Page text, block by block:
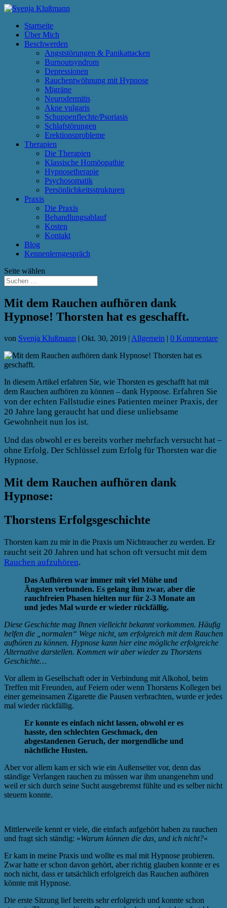
Startseite
Über Mich
Beschwerden
Angststörungen & Panikattacken
Burnoutsyndrom
Depressionen
Rauchentwöhnung mit Hypnose
Migräne
Neurodermitis
Akne vulgaris
Schuppenflechte/Psoriasis
Schlafstörungen
Erektionsprobleme
Therapien
Die Therapien
Klassische Homöopathie
Hypnosetherapie
Psychosomatik
Persönlichkeitsstrukturen
Praxis
Die Praxis
Behandlungsablauf
Kosten
Kontakt
Blog
Kennenlerngespräch
Seite wählen
Mit dem Rauchen aufhören dank
Hypnose! Thorsten hat es geschafft.
von Svenja Klußmann | Okt. 30, 2019 | Allgemein | 0 Kommentare
In diesem Artikel erfahren Sie, wie Thorsten es geschafft hat mit
dem Rauchen aufhören zu können – dank Hypnose. Erfahren Sie
von der echten Fallstudie eines Patienten meiner Praxis, der
20 Jahre lang geraucht hat und diese unliebsame
Gewohnheit nun los ist.
Und das obwohl er es bereits vorher mehrfach versucht hat –
ohne Erfolg. Der Schlüssel zum Erfolg für Thorsten war die
Hypnose.
Mit dem Rauchen aufhören dank
Hypnose:
Thorstens Erfolgsgeschichte
Thorsten kam zu mir in die Praxis um Nichtraucher zu werden. Er
raucht seit 20 Jahren und hat schon oft versucht mit dem
Rauchen aufzuhören.
Das Aufhören war immer mit viel Mühe und
Ängsten verbunden. Es gelang ihm zwar, aber die
rauchfreien Phasen hielten nur für 2-3 Monate an
und jedes Mal wurde er wieder rückfällig.
Diese Geschichte mag Ihnen vielleicht bekannt vorkommen. Häufig
helfen die „normalen“ Wege nicht, um erfolgreich mit dem Rauchen
aufhören zu können. Hypnose kann hier eine mögliche erfolgreiche
Alternative darstellen. Kommen wir aber wieder zu Thorstens
Geschichte…
Vor allem in Gesellschaft oder in Verbindung mit Alkohol, beim
Treffen mit Freunden, auf Feiern oder wenn Thorstens Kollegen bei
einer gemeinsamen Zigarette die Pausen verbrachten, wurde er jedes
mal wieder rückfällig.
Er konnte es einfach nicht lassen, obwohl er es
hasste, den schlechten Geschmack, den
abgestandenen Geruch, der morgendliche und
nächtliche Husten.
Aber vor allem kam er sich wie ein Außenseiter vor, denn das
ständige Verlangen rauchen zu müssen war ihm unangenehm und
weil er sich durch seine Sucht ausgebremst fühlte und es selber nicht
steuern konnte.
Mittlerweile kennt er viele, die einfach aufgehört haben zu rauchen
und fragt sich ständig: »Warum können die das, und ich nicht?«
Er kam in meine Praxis und wollte es mal mit Hypnose probieren.
Zwar hatte er schon davon gehört, aber richtig glauben konnte er es
noch nicht, dass er tatsächlich erfolgreich das Rauchen aufhören
könnte mit Hypnose.
Die erste Sitzung lief bereits sehr erfolgreich und konnte schon